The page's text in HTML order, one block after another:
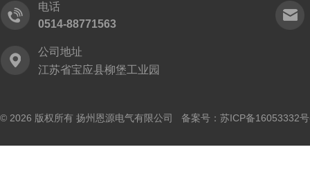
电话
0514-88771563
公司地址
江苏省宝应县柳堡工业园
© 2026 版权所有 扬州恩源电气有限公司 备案号： 苏ICP备16053332